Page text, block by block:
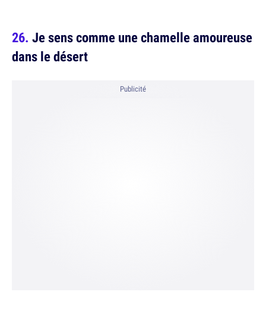
Je sens comme une chamelle amoureuse
dans le désert
Publicité